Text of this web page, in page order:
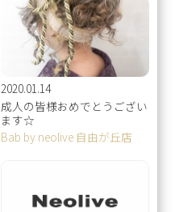
2020.01.14
成人の皆様おめでとうござい
ます☆
Bab by neolive 自由が丘店